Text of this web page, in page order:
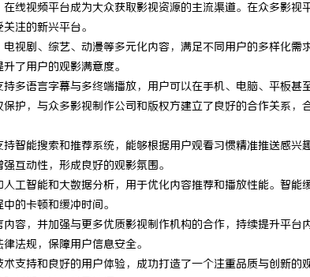
线视频平台成为大众获取影视资源的主流渠道。在众多影视
注的新兴平台。
视剧、综艺、动漫等多元化内容，满足不同用户的多样化需
了用户的观影满意度。
多语言字幕与多终端播放，用户可以在手机、电脑、平板甚
护，与众多影视制作公司和版权方建立了良好的合作关系，
智能搜索和推荐系统，能够根据用户观看习惯精准推送感兴
互动性，形成良好的观影氛围。
工智能和大数据分析，用于优化内容推荐和播放性能。智能
的卡顿和缓冲时间。
容，并加强与更多优质影视制作机构的合作，持续提升平台
法规，保障用户信息安全。
支持和良好的用户体验，成功打造了一个注重品质与创新的